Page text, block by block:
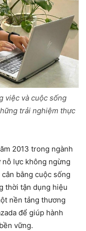
việc và cuộc sống
trải nghiệm thực
2013 trong ngành
nỗ lực không ngừng
bằng cuộc sống
thời tận dụng hiệu
nền tảng thương
để giúp hành
vững.